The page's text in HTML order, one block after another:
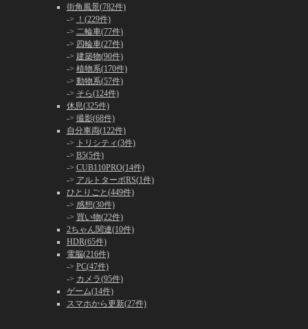
街角風景(782件)
->
！(229件)
-> 二輪車(77件)
-> 四輪車(27件)
-> 建築物(90件)
-> 植物系(170件)
-> 動物系(57件)
-> そら(124件)
休息(325件)
-> 撮影(68件)
自分車両(122件)
-> トリシティ(3件)
-> B5(5件)
-> CUB110PRO(14件)
-> アルトターボRS(1件)
ひとりごと(449件)
-> 感想(30件)
-> 買い物(22件)
2ちゃん関連(10件)
HDR(65件)
電脳(216件)
-> PC(47件)
-> カメラ(95件)
ゲーム(14件)
スマホから更新(27件)